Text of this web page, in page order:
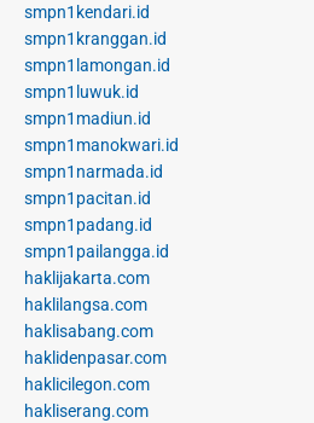
smpn1kendari.id
smpn1kranggan.id
smpn1lamongan.id
smpn1luwuk.id
smpn1madiun.id
smpn1manokwari.id
smpn1narmada.id
smpn1pacitan.id
smpn1padang.id
smpn1pailangga.id
haklijakarta.com
haklilangsa.com
haklisabang.com
haklidenpasar.com
haklicilegon.com
hakliserang.com